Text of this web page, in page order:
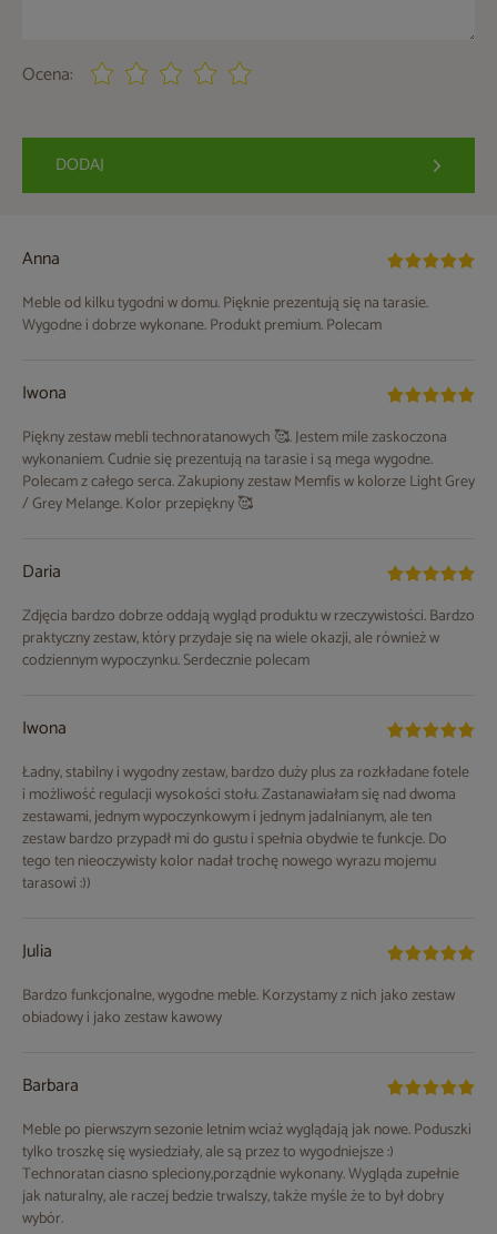
Ocena:
DODAJ
Anna
Meble od kilku tygodni w domu. Pięknie prezentują się na tarasie.
Wygodne i dobrze wykonane. Produkt premium. Polecam
Iwona
Piękny zestaw mebli technoratanowych 🥰. Jestem mile zaskoczona
wykonaniem. Cudnie się prezentują na tarasie i są mega wygodne.
Polecam z całego serca. Zakupiony zestaw Memfis w kolorze Light Grey
/ Grey Melange. Kolor przepiękny 🥰
Daria
Zdjęcia bardzo dobrze oddają wygląd produktu w rzeczywistości. Bardzo
praktyczny zestaw, który przydaje się na wiele okazji, ale również w
codziennym wypoczynku. Serdecznie polecam
Iwona
Ładny, stabilny i wygodny zestaw, bardzo duży plus za rozkładane fotele
i możliwość regulacji wysokości stołu. Zastanawiałam się nad dwoma
zestawami, jednym wypoczynkowym i jednym jadalnianym, ale ten
zestaw bardzo przypadł mi do gustu i spełnia obydwie te funkcje. Do
tego ten nieoczywisty kolor nadał trochę nowego wyrazu mojemu
tarasowi :))
Julia
Bardzo funkcjonalne, wygodne meble. Korzystamy z nich jako zestaw
obiadowy i jako zestaw kawowy
Barbara
Meble po pierwszym sezonie letnim wciaż wyglądają jak nowe. Poduszki
tylko troszkę się wysiedziały, ale są przez to wygodniejsze :)
Technoratan ciasno spleciony,porządnie wykonany. Wygląda zupełnie
jak naturalny, ale raczej bedzie trwalszy, także myśle że to był dobry
wybór.